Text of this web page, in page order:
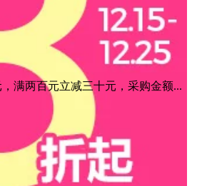
满两百元立减三十元，采购金额...